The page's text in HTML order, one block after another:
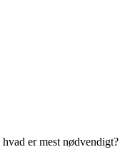
er mest nødvendigt?